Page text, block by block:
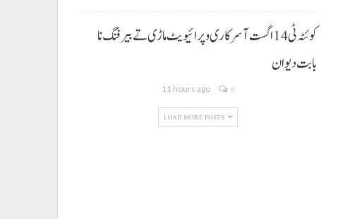
کوئٹہ ٹی 14 اگست آ سرکاری و پرائیویٹ ماڑی تے بیرفنگ نا
بابت دیوان
11 hours ago 0
LOAD MORE POSTS